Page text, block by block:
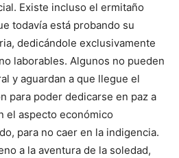
Existe incluso el ermitaño
todavía está probando su
dedicándole exclusivamente
laborables. Algunos no pueden
y aguardan a que llegue el
para poder dedicarse en paz a
el aspecto económico
para no caer en la indigencia.
a la aventura de la soledad,